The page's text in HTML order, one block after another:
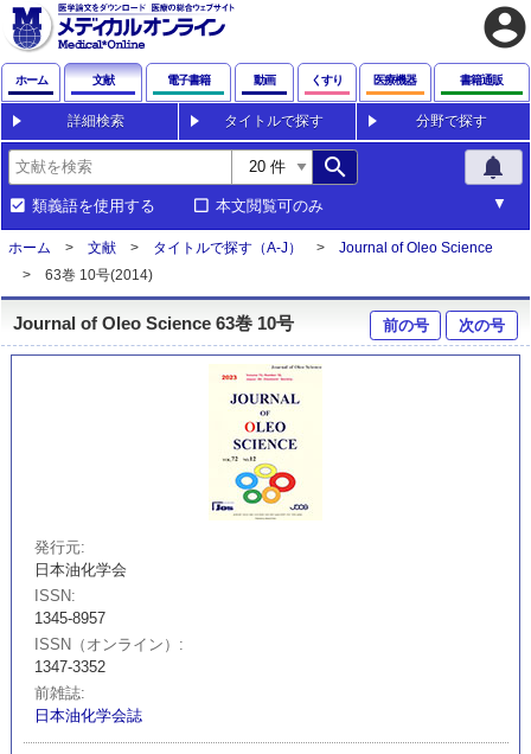
account_circle
ホーム 文献 電子書籍 動画 くすり 医療機器 書籍通販
詳細検索 タイトルで探す 分野で探す
search notifications
類義語を使用する 本文閲覧可のみ
ホーム 文献 タイトルで探す（A-J）
Journal of Oleo Science
63巻 10号(2014)
Journal of Oleo Science 63巻 10号 前の号 次の号
発行元
日本油化学会
ISSN
1345-8957
ISSN（オンライン）
1347-3352
前雑誌
日本油化学会誌